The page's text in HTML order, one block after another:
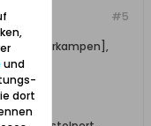
#5
und
dort